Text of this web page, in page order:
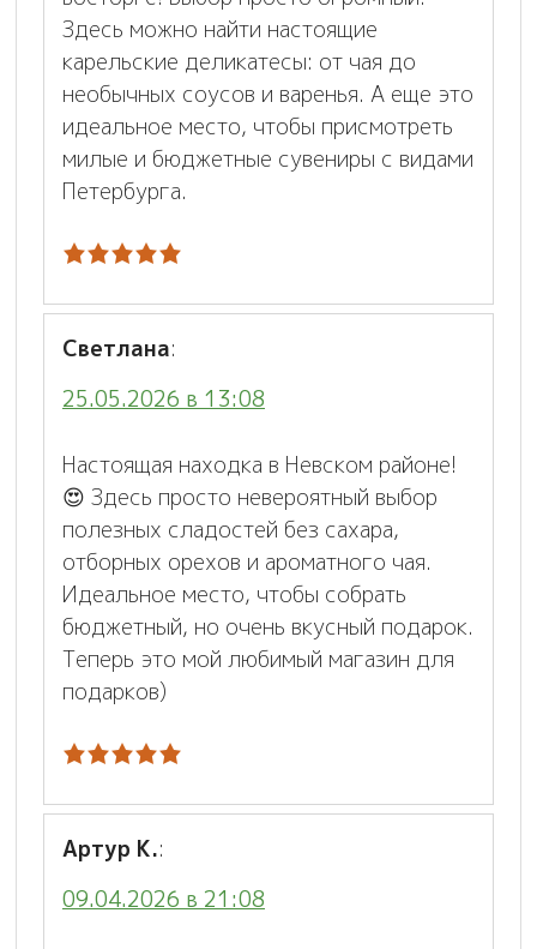
Здесь можно найти настоящие
карельские деликатесы: от чая до
необычных соусов и варенья. А еще это
идеальное место, чтобы присмотреть
милые и бюджетные сувениры с видами
Петербурга.
Светлана:
25.05.2026 в 13:08
Настоящая находка в Невском районе!
😍 Здесь просто невероятный выбор
полезных сладостей без сахара,
отборных орехов и ароматного чая.
Идеальное место, чтобы собрать
бюджетный, но очень вкусный подарок.
Теперь это мой любимый магазин для
подарков)
Артур К.:
09.04.2026 в 21:08